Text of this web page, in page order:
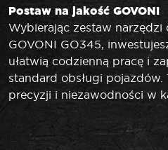
Postaw na jakość GOVONI
Wybierając zestaw
GOVONI GO345,
ułatwią codzienną pracę i
standard obsługi pojazdów.
precyzji i niezawodności w